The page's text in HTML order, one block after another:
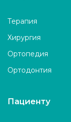
Терапия
Хирургия
Ортопедия
Ортодонтия
Пациенту